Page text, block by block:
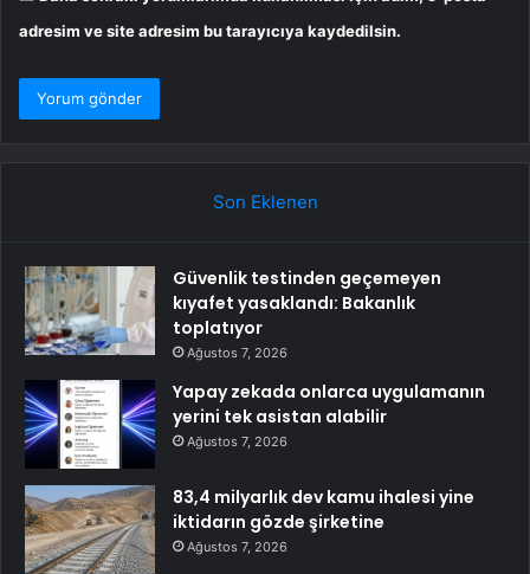
adresim ve site adresim bu tarayıcıya kaydedilsin.
Son Eklenen
Güvenlik testinden geçemeyen
kıyafet yasaklandı: Bakanlık
toplatıyor
Ağustos 7, 2026
Yapay zekada onlarca uygulamanın
yerini tek asistan alabilir
Ağustos 7, 2026
83,4 milyarlık dev kamu ihalesi yine
iktidarın gözde şirketine
Ağustos 7, 2026